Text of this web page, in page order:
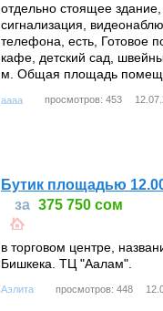
отдельно стоящее здание,
сигнализация,
телефона, есть, Готовое
кафе, детский сад,
м. Общая площадь
aaaa просмотров: 453
Бутик площадью
за 375 750 сом
в торговом центре,
Бишкека. ТЦ "Аалам".
Аэлита просмотров: 448